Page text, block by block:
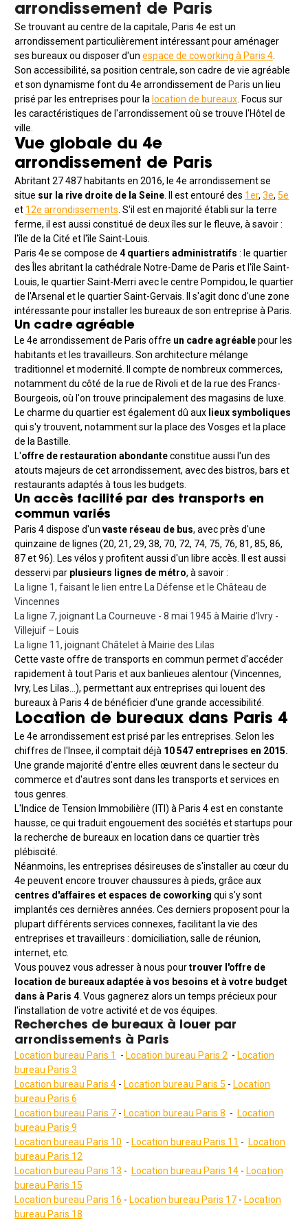
arrondissement de Paris
Se trouvant au centre de la capitale, Paris 4e est un
arrondissement particulièrement intéressant pour aménager
ses bureaux ou disposer d'un espace de coworking à Paris 4.
Son accessibilité, sa position centrale, son cadre de vie agréable
et son dynamisme font du 4e arrondissement de Paris un lieu
prisé par les entreprises pour la location de bureaux. Focus sur
les caractéristiques de l'arrondissement où se trouve l'Hôtel de
ville.
Vue globale du 4e
arrondissement de Paris
Abritant 27 487 habitants en 2016, le 4e arrondissement se
situe sur la rive droite de la Seine. Il est entouré des 1er, 3e, 5e
et 12e arrondissements. S'il est en majorité établi sur la terre
ferme, il est aussi constitué de deux îles sur le fleuve, à savoir :
l'île de la Cité et l'île Saint-Louis.
Paris 4e se compose de 4 quartiers administratifs : le quartier
des Îles abritant la cathédrale Notre-Dame de Paris et l'île Saint-
Louis, le quartier Saint-Merri avec le centre Pompidou, le quartier
de l'Arsenal et le quartier Saint-Gervais. Il s'agit donc d'une zone
intéressante pour installer les bureaux de son entreprise à Paris.
Un cadre agréable
Le 4e arrondissement de Paris offre un cadre agréablepour les
habitants et les travailleurs. Son architecture mélange
traditionnel et modernité. Il compte de nombreux commerces,
notamment du côté de la rue de Rivoli et de la rue des Francs-
Bourgeois, où l'on trouve principalement des magasins de luxe.
Le charme du quartier est également dû aux lieux symboliques
qui s'y trouvent, notamment sur la place des Vosges et la place
de la Bastille.
L'offre de restauration abondanteconstitue aussi l'un des
atouts majeurs de cet arrondissement, avec des bistros, bars et
restaurants adaptés à tous les budgets.
Un accès facilité par des transports en
commun variés
Paris 4 dispose d'un vaste réseau de bus, avec près d'une
quinzaine de lignes (20, 21, 29, 38, 70, 72, 74, 75, 76, 81, 85, 86,
87 et 96). Les vélos y profitent aussi d'un libre accès. Il est aussi
desservi par plusieurs lignes de métro, à savoir :
La ligne 1, faisant le lien entre La Défense et le Château de
Vincennes
La ligne 7, joignant La Courneuve - 8 mai 1945 à Mairie d'Ivry -
Villejuif – Louis
La ligne 11, joignant Châtelet à Mairie des Lilas
Cette vaste offre de transports en commun permet d'accéder
rapidement à tout Paris et aux banlieues alentour (Vincennes,
Ivry, Les Lilas…), permettant aux entreprises qui louent des
bureaux à Paris 4 de bénéficier d'une grande accessibilité.
Location de bureaux dans Paris 4
Le 4e arrondissement est prisé par les entreprises. Selon les
chiffres de l'Insee, il comptait déjà 10 547 entreprises en 2015.
Une grande majorité d'entre elles œuvrent dans le secteur du
commerce et d'autres sont dans les transports et services en
tous genres.
L'Indice de Tension Immobilière (ITI) à Paris 4 est en constante
hausse, ce qui traduit engouement des sociétés et startups pour
la recherche de bureaux en location dans ce quartier très
plébiscité.
Néanmoins, les entreprises désireuses de s'installer au cœur du
4e peuvent encore trouver chaussures à pieds, grâce aux
centres d'affaires et espaces de coworking qui s'y sont
implantés ces dernières années. Ces derniers proposent pour la
plupart différents services connexes, facilitant la vie des
entreprises et travailleurs : domiciliation, salle de réunion,
internet, etc.
Vous pouvez vous adresser à nous pourtrouver l'offre de
location de bureaux adaptée à vos besoins et à votre budget
dans à Paris 4. Vous gagnerez alors un temps précieux pour
l'installation de votre activité et de vos équipes.
Recherches de bureaux à louer par
arrondissements à Paris
Location bureau Paris 1 - Location bureau Paris 2 - Location
bureau Paris 3
Location bureau Paris 4 - Location bureau Paris 5 - Location
bureau Paris 6
Location bureau Paris 7 - Location bureau Paris 8 - Location
bureau Paris 9
Location bureau Paris 10 - Location bureau Paris 11 - Location
bureau Paris 12
Location bureau Paris 13 - Location bureau Paris 14 - Location
bureau Paris 15
Location bureau Paris 16 - Location bureau Paris 17 - Location
bureau Paris 18